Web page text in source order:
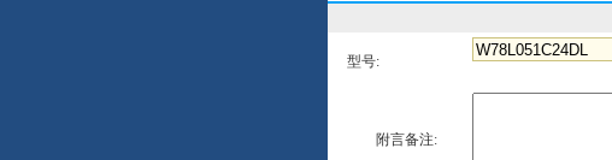
型号:
附言备注: